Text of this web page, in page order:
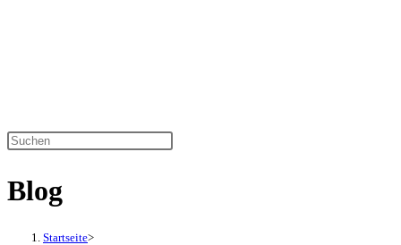
Diese
durchsuchen
Blog
Startseite>